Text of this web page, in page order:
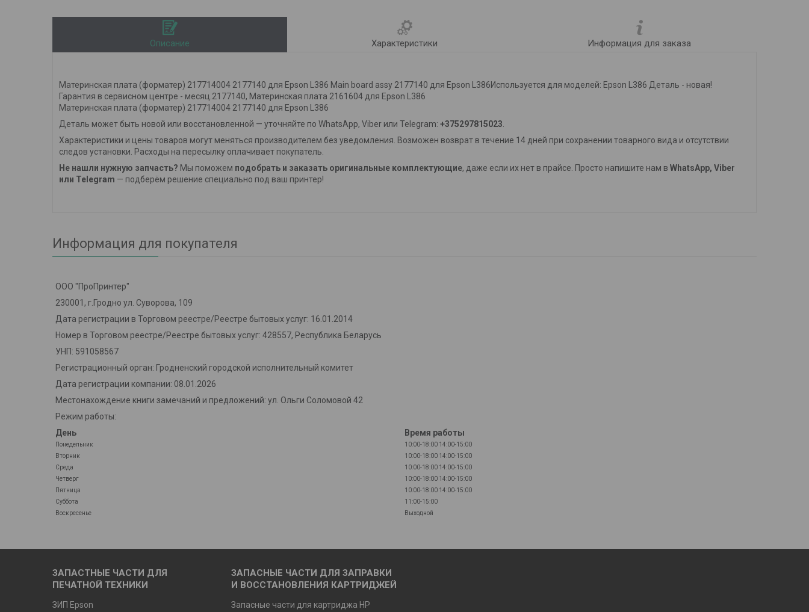
Описание Характеристики Информация для заказа
Материнская плата (форматер) 217714004 2177140 для Epson L386 Main board assy 2177140 для Epson L386Используется для моделей: Epson L386 Деталь - новая!
Гарантия в сервисном центре - месяц.2177140, Материнская плата 2161604 для Epson L386
Материнская плата (форматер) 217714004 2177140 для Epson L386
Деталь может быть новой или восстановленной — уточняйте по WhatsApp, Viber или Telegram: +375297815023.
Характеристики и цены товаров могут меняться производителем без уведомления. Возможен возврат в течение 14 дней при сохранении товарного вида и отсутствии
следов установки. Расходы на пересылку оплачивает покупатель.
Не нашли нужную запчасть? Мы поможем подобрать и заказать оригинальные комплектующие, даже если их нет в прайсе. Просто напишите нам в WhatsApp, Viber
или Telegram — подберём решение специально под ваш принтер!
Информация для покупателя
ООО "ПроПринтер"
230001, г.Гродно ул. Суворова, 109
Дата регистрации в Торговом реестре/Реестре бытовых услуг: 16.01.2014
Номер в Торговом реестре/Реестре бытовых услуг: 428557, Республика Беларусь
УНП: 591058567
Регистрационный орган: Гродненский городской исполнительный комитет
Дата регистрации компании: 08.01.2026
Местонахождение книги замечаний и предложений: ул. Ольги Соломовой 42
Режим работы:
День
Время работы
Понедельник 10:00-18:00 14:00-15:00
Вторник
10:00-18:00 14:00-15:00
Среда
10:00-18:00 14:00-15:00
Четверг
10:00-18:00 14:00-15:00
Пятница
10:00-18:00 14:00-15:00
Суббота
11:00-15:00
Воскресенье
Выходной
ЗАПАСТНЫЕ ЧАСТИ ДЛЯ
ПЕЧАТНОЙ ТЕХНИКИ
ЗИП Epson
ЗАПАСНЫЕ ЧАСТИ ДЛЯ ЗАПРАВКИ
И ВОССТАНОВЛЕНИЯ КАРТРИДЖЕЙ
Запасные части для картриджа HP